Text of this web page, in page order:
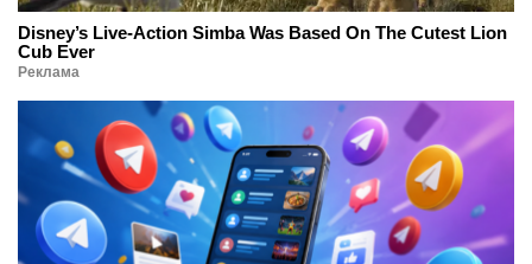
Disney’s Live-Action Simba Was Based On The Cutest Lion
Cub Ever
Реклама